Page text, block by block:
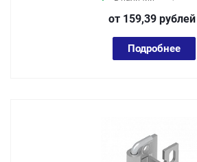
от 159,39 рублей
Подробнее